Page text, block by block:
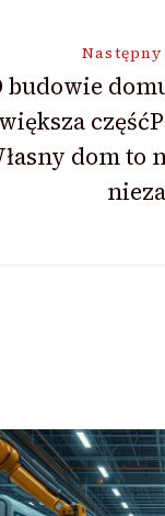
budowie
większa
dom to